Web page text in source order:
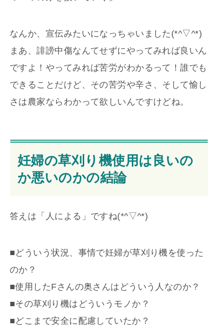
なんか、宣伝みたいになっちゃいました(*^▽^*)
まあ、誹謗中傷なんてせずにやってみれば良いん
ですよ！やってみれば苦労がわかるって！誰でも
できることだけど、その苦労や辛さ、そして愉し
さは農家ならわかって欲しいんですけどね。
妊婦の草刈り機使用は良いの
か悪いのかの結論
答えは「人による」ですね(*^▽^*)
■どういう状況、事情で妊婦が草刈り機を使った
のか？
■使用したFさんの奥さんはどういう人なのか？
■その草刈り機はどういうモノか？
■どこまで安全に配慮していたか？